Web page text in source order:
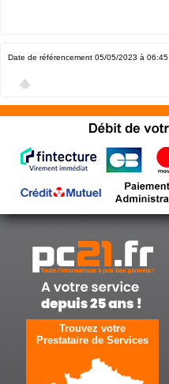
Date de référencement 05/05/2023 à 06:45
Trouvez votre
Prestataire de Services